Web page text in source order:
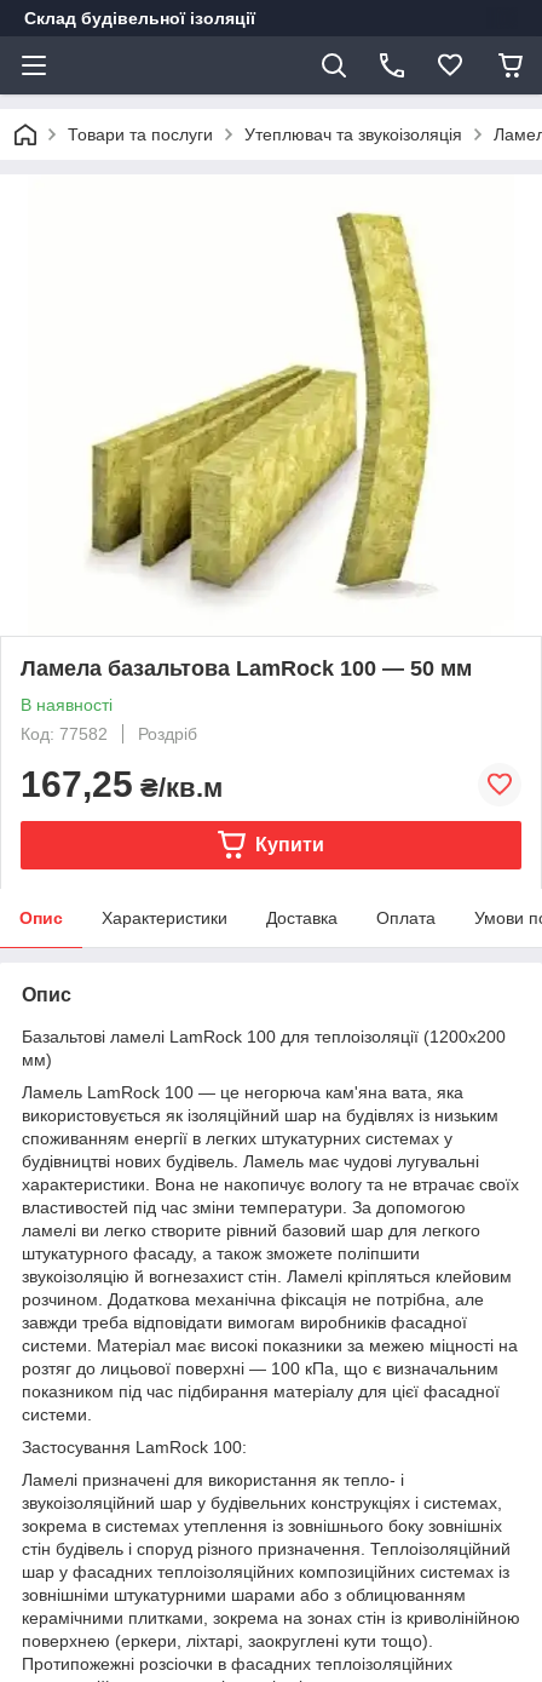
Склад будівельної ізоляції
Товари та послуги Утеплювач та звукоізоляція
Ламела базальтова LamRock 100 — 50 мм
В наявності
Код: 77582
Роздріб
167,25 ₴/кв.м
Купити
Опис Характеристики Доставка Оплата Умови
Опис
Базальтові ламелі LamRock 100 для теплоізоляції (1200х200
мм)
Ламель LamRock 100 — це негорюча кам'яна вата, яка
використовується як ізоляційний шар на будівлях із низьким
споживанням енергії в легких штукатурних системах у
будівництві нових будівель. Ламель має чудові лугувальні
характеристики. Вона не накопичує вологу та не втрачає своїх
властивостей під час зміни температури. За допомогою
ламелі ви легко створите рівний базовий шар для легкого
штукатурного фасаду, а також зможете поліпшити
звукоізоляцію й вогнезахист стін. Ламелі кріпляться клейовим
розчином. Додаткова механічна фіксація не потрібна, але
завжди треба відповідати вимогам виробників фасадної
системи. Матеріал має високі показники за межею міцності на
розтяг до лицьової поверхні — 100 кПа, що є визначальним
показником під час підбирання матеріалу для цієї фасадної
системи.
Застосування LamRock 100:
Ламелі призначені для використання як тепло- і
звукоізоляційний шар у будівельних конструкціях і системах,
зокрема в системах утеплення із зовнішнього боку зовнішніх
стін будівель і споруд різного призначення. Теплоізоляційний
шар у фасадних теплоізоляційних композиційних системах із
зовнішніми штукатурними шарами або з облицюванням
керамічними плитками, зокрема на зонах стін із криволінійною
поверхнею (еркери, ліхтарі, заокруглені кути тощо).
Протипожежні розсіочки в фасадних теплоізоляційних